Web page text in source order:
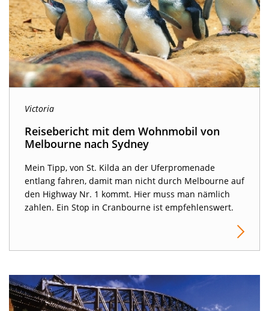
Victoria
Reisebericht mit dem Wohnmobil von
Melbourne nach Sydney
Mein Tipp, von St. Kilda an der Uferpromenade
entlang fahren, damit man nicht durch Melbourne auf
den Highway Nr. 1 kommt. Hier muss man nämlich
zahlen. Ein Stop in Cranbourne ist empfehlenswert.